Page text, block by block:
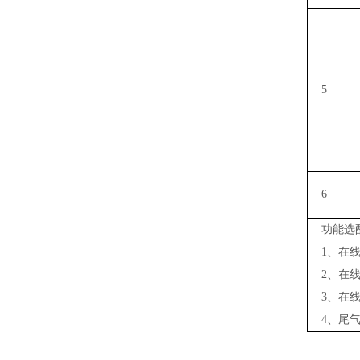
5
6
功能选
1、在线
2、在线
3、在线
4、尾